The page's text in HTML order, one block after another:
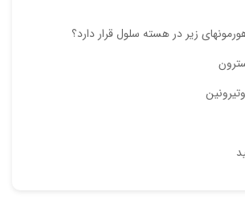
زير در هسته سلول قرار دارد؟